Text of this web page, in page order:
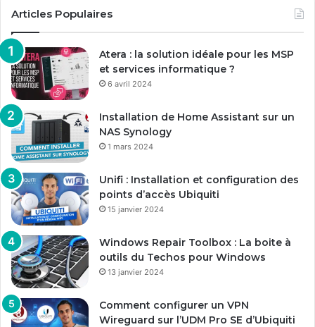
Articles Populaires
Atera : la solution idéale pour les MSP
et services informatique ?
6 avril 2024
Installation de Home Assistant sur un
NAS Synology
1 mars 2024
Unifi : Installation et configuration des
points d’accès Ubiquiti
15 janvier 2024
Windows Repair Toolbox : La boite à
outils du Techos pour Windows
13 janvier 2024
Comment configurer un VPN
Wireguard sur l’UDM Pro SE d’Ubiquiti